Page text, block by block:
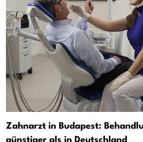
Zahnarzt in Budapest:
günstiger als in Deutschland